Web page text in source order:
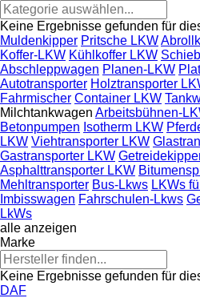
Keine Ergebnisse gefunden für
Muldenkipper Pritsche LKW
Koffer-LKW Kühlkoffer LKW
Abschleppwagen Planen-LKW
Autotransporter Holztransporter
Fahrmischer Container LKW
Milchtankwagen Arbeitsbühnen-
Betonpumpen Isotherm LKW
LKW Viehtransporter LKW
Gastransporter LKW
Asphalttransporter LKW
Mehltransporter Bus-Lkws LKWs
Imbisswagen Fahrschulen-Lkws
LkWs
alle anzeigen
Marke
Keine Ergebnisse gefunden für
DAF